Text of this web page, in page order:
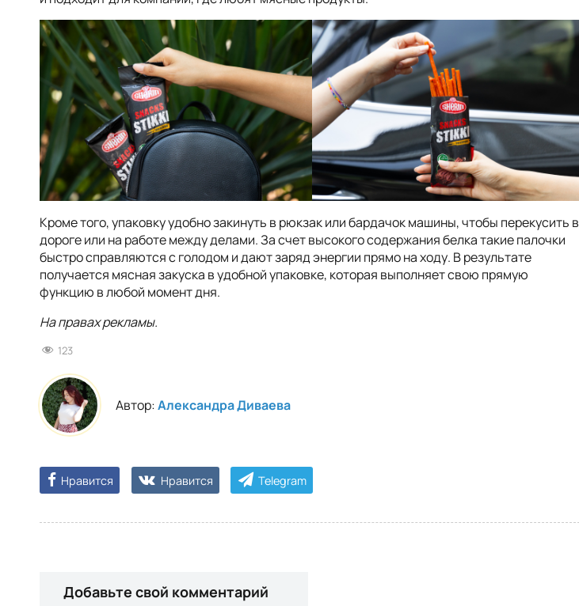
Кроме того, упаковку удобно закинуть в рюкзак или бардачок машины, чтобы перекусить в
дороге или на работе между делами. За счет высокого содержания белка такие палочки
быстро справляются с голодом и дают заряд энергии прямо на ходу. В результате
получается мясная закуска в удобной упаковке, которая выполняет свою прямую
функцию в любой момент дня.
На правах рекламы.
123
Автор:Александра Диваева
Нравится Нравится Telegram
Добавьте свой комментарий